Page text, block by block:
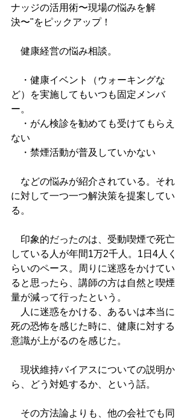
ナッジの活用術〜現場の悩みを解
決〜"をピックアップ！
健康経営の悩み相談。
・健康イベント（ウォーキングな
ど）を実施してもいつも固定メンバ
ー。
・がん検診を勧めても受けてもらえ
ない
・禁煙活動が普及していかない
などの悩みが紹介されている。それ
に対して一つ一つ解決策を提案してい
る。
印象的だったのは、受動喫煙で死亡
している人が年間1万2千人。1日4人く
らいのペース。周りに迷惑をかけてい
ると思ったら、講師の方は自然と喫煙
量が減って行ったという。
人に迷惑をかける、あるいは本当に
死の恐怖を感じた時に、健康に対する
意識が上がるのを感じた。
現状維持バイアスについての説明か
ら、どう対処するか、という話。
その方法論よりも、他の会社でも同